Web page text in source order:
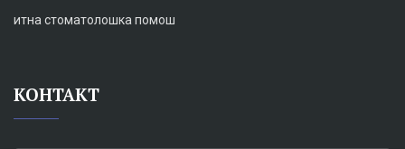
итна стоматолошка помош
КОНТАКТ